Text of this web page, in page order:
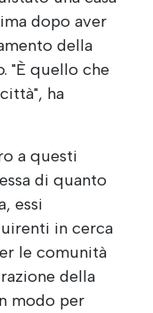
dopo aver
della
"È quello che
ha
a questi
di quanto
essi
in cerca
le comunità
della
modo per